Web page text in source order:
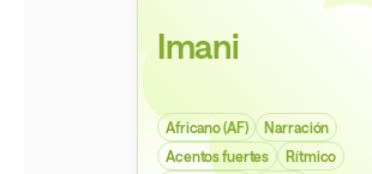
Imani
Africano (AF)
Narración
Acentos fuertes
Rítmico